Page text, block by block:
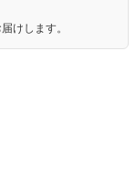
けします。